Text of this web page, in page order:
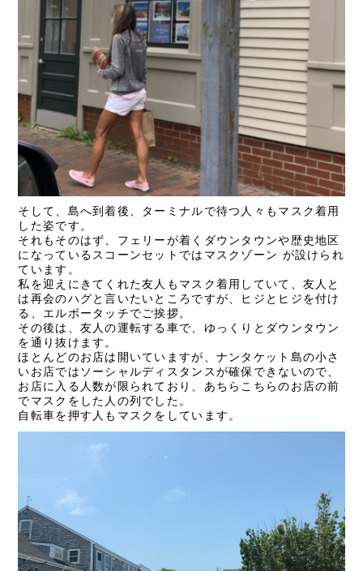
そして、島へ到着後、ターミナルで待つ人々もマスク着用
した姿です。
それもそのはず、フェリーが着くダウンタウンや歴史地区
になっているスコーンセットではマスクゾーン が設けられ
ています。
私を迎えにきてくれた友人もマスク着用していて、友人と
は再会のハグと言いたいところですが、ヒジとヒジを付け
る、エルボータッチでご挨拶。
その後は、友人の運転する車で、ゆっくりとダウンタウン
を通り抜けます。
ほとんどのお店は開いていますが、ナンタケット島の小さ
いお店ではソーシャルディスタンスが確保できないので、
お店に入る人数が限られており、あちらこちらのお店の前
でマスクをした人の列でした。
自転車を押す人もマスクをしています。